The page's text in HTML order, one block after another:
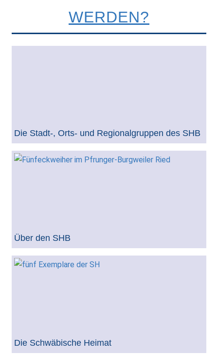
WERDEN?
Die Stadt-, Orts- und Regionalgruppen des SHB
Über den SHB
Die Schwäbische Heimat